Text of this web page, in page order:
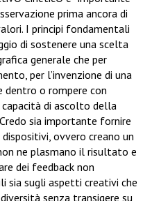
prima ancora di
I principi fondamentali
di sostenere una scelta
generale che per
per l’invenzione di una
dentro o rompere con
di ascolto della
sia importante fornire
ovvero creano un
ne plasmano il risultato e
dei feedback non
sia sugli aspetti creativi che
senza transigere su